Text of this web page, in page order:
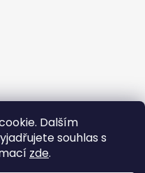
Dalším
souhlas s
zde.